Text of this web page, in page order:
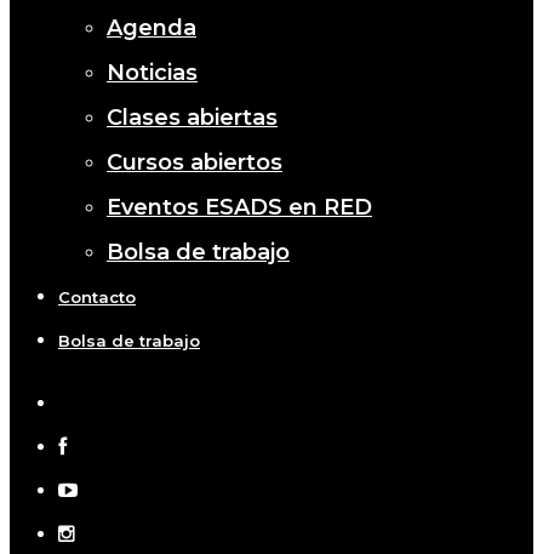
Agenda
Noticias
Clases abiertas
Cursos abiertos
Eventos ESADS en RED
Bolsa de trabajo
Contacto
Bolsa de trabajo
twitter
facebook
youtube
instagram